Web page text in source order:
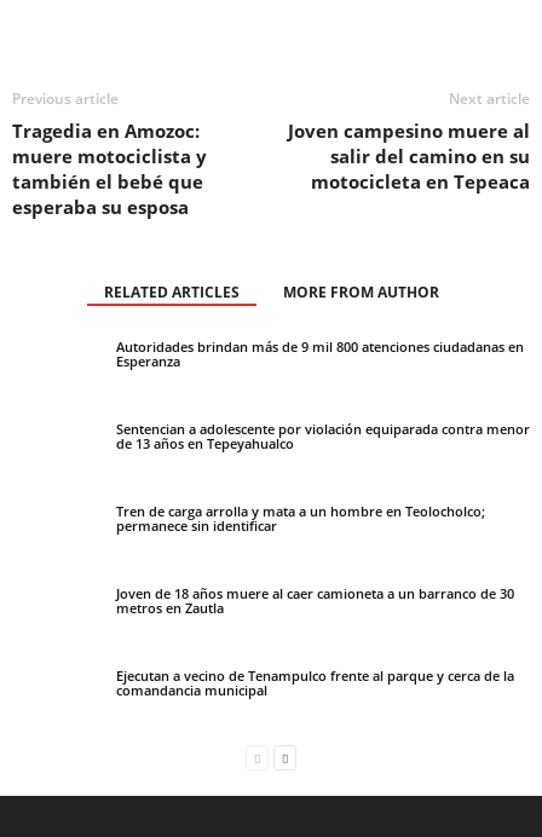
Previous article
Tragedia en Amozoc:
muere motociclista y
también el bebé que
esperaba su esposa
Next article
Joven campesino muere al
salir del camino en su
motocicleta en Tepeaca
RELATED ARTICLES MORE FROM AUTHOR
Autoridades brindan más de 9 mil 800 atenciones ciudadanas en
Esperanza
Sentencian a adolescente por violación equiparada contra menor
de 13 años en Tepeyahualco
Tren de carga arrolla y mata a un hombre en Teolocholco;
permanece sin identificar
Joven de 18 años muere al caer camioneta a un barranco de 30
metros en Zautla
Ejecutan a vecino de Tenampulco frente al parque y cerca de la
comandancia municipal